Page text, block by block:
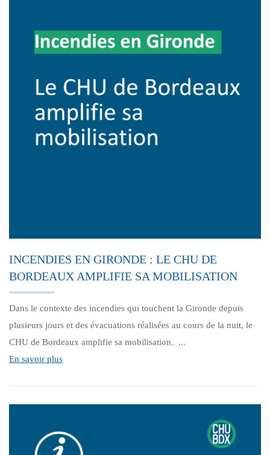
INCENDIES EN GIRONDE : LE CHU DE
BORDEAUX AMPLIFIE SA MOBILISATION
Dans le contexte des incendies qui touchent la Gironde depuis
plusieurs jours et des évacuations réalisées au cours de la nuit, le
CHU de Bordeaux amplifie sa mobilisation. ...
En savoir plus